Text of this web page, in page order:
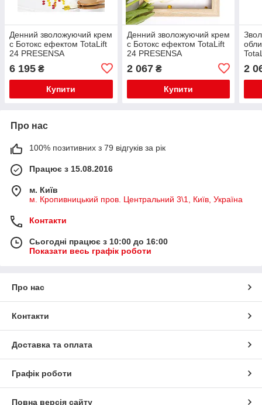
Денний зволожуючий крем
с Ботокс ефектом TotaLift
24 PRESENSA
6 195 ₴
Купити
Денний зволожуючий крем
с Ботокс ефектом TotaLift
24 PRESENSA
2 067₴
Купити
2
Про нас
100% позитивних з 79 відгуків за рік
Працює з 15.08.2016
м. Київ
м. Кропивницький пров. Центральний 3\1, Київ, Україна
Контакти
Сьогодні працює з 10:00 до 16:00
Показати весь графік роботи
Про нас
Контакти
Доставка та оплата
Графік роботи
Повна версія сайту